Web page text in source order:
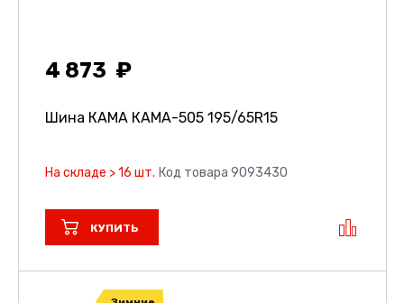
4 873
Шина КАМА КАМА-505 195/65R15
На складе > 16 шт. Код товара 9093430
КУПИТЬ